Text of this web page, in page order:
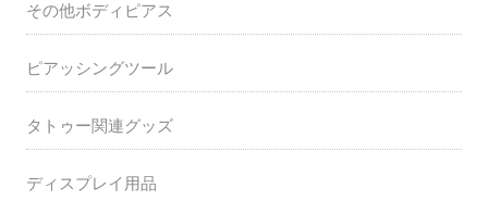
その他ボディピアス
ピアッシングツール
タトゥー関連グッズ
ディスプレイ用品